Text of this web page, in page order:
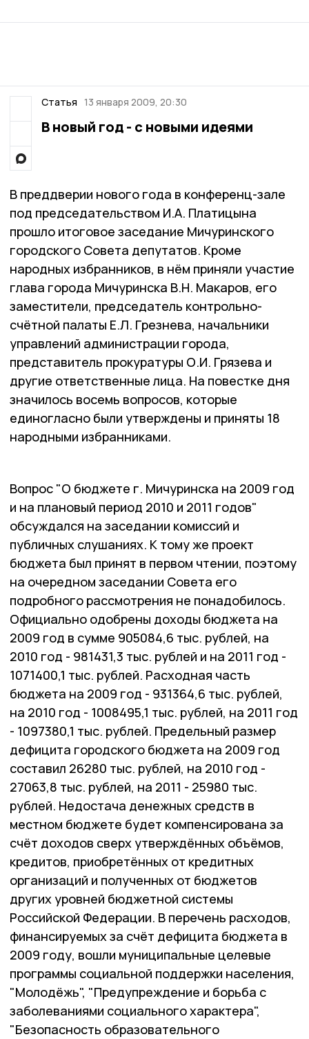
Статья 13 января 2009, 20:30
В новый год - с новыми идеями
В преддверии нового года в конференц-зале
под председательством И.А. Платицына
прошло итоговое заседание Мичуринского
городского Совета депутатов. Кроме
народных избранников, в нём приняли участие
глава города Мичуринска В.Н. Макаров, его
заместители, председатель контрольно-
счётной палаты Е.Л. Грезнева, начальники
управлений администрации города,
представитель прокуратуры О.И. Грязева и
другие ответственные лица. На повестке дня
значилось восемь вопросов, которые
единогласно были утверждены и приняты 18
народными избранниками.
Вопрос "О бюджете г. Мичуринска на 2009 год
и на плановый период 2010 и 2011 годов"
обсуждался на заседании комиссий и
публичных слушаниях. К тому же проект
бюджета был принят в первом чтении, поэтому
на очередном заседании Совета его
подробного рассмотрения не понадобилось.
Официально одобрены доходы бюджета на
2009 год в сумме 905084,6 тыс. рублей, на
2010 год - 981431,3 тыс. рублей и на 2011 год -
1071400,1 тыс. рублей. Расходная часть
бюджета на 2009 год - 931364,6 тыс. рублей,
на 2010 год - 1008495,1 тыс. рублей, на 2011 год
- 1097380,1 тыс. рублей. Предельный размер
дефицита городского бюджета на 2009 год
составил 26280 тыс. рублей, на 2010 год -
27063,8 тыс. рублей, на 2011 - 25980 тыс.
рублей. Недостача денежных средств в
местном бюджете будет компенсирована за
счёт доходов сверх утверждённых объёмов,
кредитов, приобретённых от кредитных
организаций и полученных от бюджетов
других уровней бюджетной системы
Российской Федерации. В перечень расходов,
финансируемых за счёт дефицита бюджета в
2009 году, вошли муниципальные целевые
программы социальной поддержки населения,
"Молодёжь", "Предупреждение и борьба с
заболеваниями социального характера",
"Безопасность образовательного